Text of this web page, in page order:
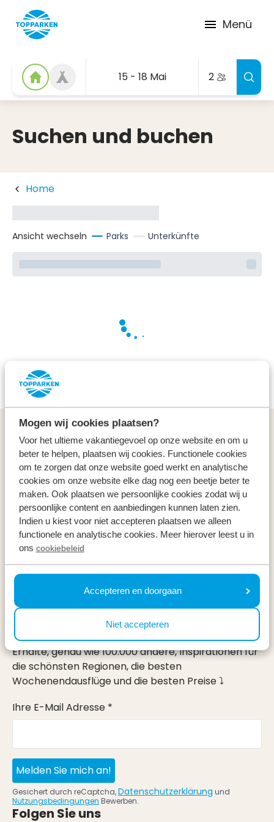
Mogen wij cookies plaatsen?
Voor het ultieme vakantiegevoel op onze website en om u
beter te helpen, plaatsen wij cookies. Functionele cookies
om te zorgen dat onze website goed werkt en analytische
cookies om onze website elke dag nog een beetje beter te
maken. Ook plaatsen we persoonlijke cookies zodat wij u
persoonlijke content en aanbiedingen kunnen laten zien.
Indien u kiest voor niet accepteren plaatsen we alleen
functionele en analytische cookies. Meer hierover leest u in
ons cookiebeleid
Accepteren en doorgaan
Niet accepteren
Menü
15 - 18 Mai 2
Suchen und buchen
Home
Ansicht wechseln Parks Unterkünfte
Allgemeines
Service & Kontakt
Arten
Specials
Urlaub
Im Urlaub
Erhalte, genau wie 100.000 andere, Inspirationen für
die schönsten Regionen, die besten
Wochenendausflüge und die besten Preise ⤵
Ihre E-Mail Adresse *
Melden Sie mich an!
Gesichert durch reCaptcha,Datenschutzerklärung und
Nutzungsbedingungen Bewerben.
Folgen Sie uns